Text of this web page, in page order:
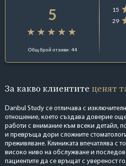
5
Общ брой отзиви: 44
15
29
За какво клиентите ценят
Danbul Study се отличава с
отношение, което създава доверие още
работи с внимание към всеки детайл,
и превръща дори сложните
преживяване. Клиниката впечатлява с
високо ниво на обслужване и
пациентите да се връщат с увереност